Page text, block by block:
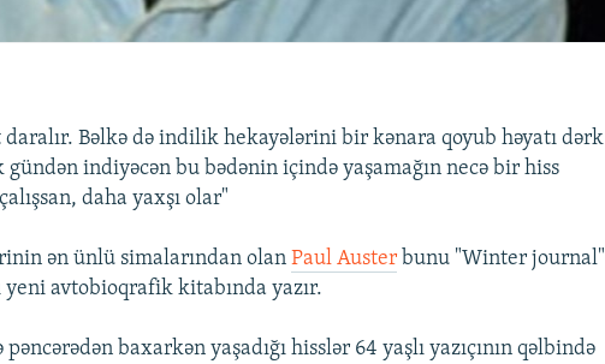
Bəlkə də indilik hekayələrini bir kənara qoyub həyatı dərk
gündən indiyəcən bu bədənin içində yaşamağın necə bir hiss
daha yaxşı olar"
ən ünlü simalarından olanPaul Auster bunu "Winter journal"
yeni avtobioqrafik kitabında yazır.
baxarkən yaşadığı hisslər 64 yaşlı yazıçının qəlbində